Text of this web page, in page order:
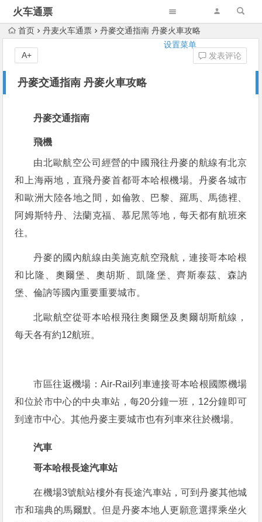
火车通票
设置菜单
首页 丹麦火车通票 丹麥交通指南 丹麥火車攻略
丹麥交通指南 丹麥火車攻略
发表评论
A+
丹麥交通指南
飛機
由北歐航空公司經營的中國飛往丹麥的航線有北京
和上海兩地，直飛丹麥首都哥本哈根機場。丹麥各城市
和歐洲大陸各地之間，如倫敦、巴黎、羅馬、馬德裡、
阿姆斯特丹、法蘭克福、慕尼黑等地，每天都有航班來
往。
丹麥的國內航線由美施克航空飛航，連接哥本哈根
和比隆、奧爾堡、奧胡斯、凱隆堡、齊斯泰茲、森訥
堡、倫訥等國內重要重要城市。
北歐航空從哥本哈根飛往奧爾堡及奧爾胡斯航線，
每天各有約12航班。
市區往返機場：Air-Rail列車連接哥本哈根國際機場
和位於市中心的中央車站，每20分鐘一班，12分鐘即可
到達市中心。其他丹麥主要城市也有列車來往於機場。
汽車
哥本哈根長途汽車站
在機場3號航站樓外有長途汽車站，可到丹麥其他城
市和瑞典的馬爾默。但是丹麥本地人更願意選擇乘坐火